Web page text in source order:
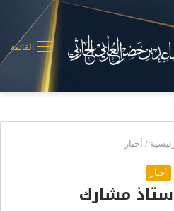
القائمة
/ أخبار
أخبار
مشارك